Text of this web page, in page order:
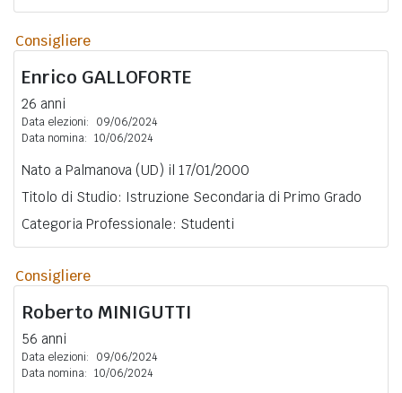
Consigliere
Enrico GALLOFORTE
26 anni
Data elezioni:
09/06/2024
Data nomina: 10/06/2024
Nato a Palmanova (UD) il 17/01/2000
Titolo di Studio: Istruzione Secondaria di Primo Grado
Categoria Professionale: Studenti
Consigliere
Roberto MINIGUTTI
56 anni
Data elezioni:
09/06/2024
Data nomina: 10/06/2024